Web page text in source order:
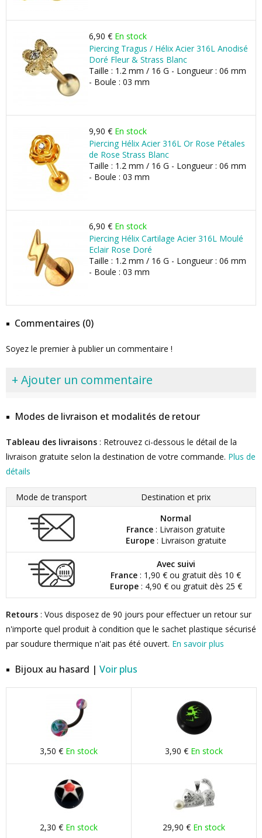
6,90 € En stock
Piercing Tragus / Hélix Acier 316L Anodisé
Doré Fleur & Strass Blanc
Taille : 1.2 mm / 16 G - Longueur : 06 mm
- Boule : 03 mm
9,90 € En stock
Piercing Hélix Acier 316L Or Rose Pétales
de Rose Strass Blanc
Taille : 1.2 mm / 16 G - Longueur : 06 mm
- Boule : 03 mm
6,90 € En stock
Piercing Hélix Cartilage Acier 316L Moulé
Eclair Rose Doré
Taille : 1.2 mm / 16 G - Longueur : 06 mm
- Boule : 03 mm
Commentaires (0)
Soyez le premier à publier un commentaire !
+ Ajouter un commentaire
Modes de livraison et modalités de retour
Tableau des livraisons : Retrouvez ci-dessous le détail de la
livraison gratuite selon la destination de votre commande. Plus de
détails
Mode de transport
Destination et prix
Normal
France : Livraison gratuite
Europe: Livraison gratuite
Avec suivi
France : 1,90 € ou gratuit dès 10 €
Europe: 4,90 € ou gratuit dès 25 €
Retours : Vous disposez de 90 jours pour effectuer un retour sur
n'importe quel produit à condition que le sachet plastique sécurisé
par soudure thermique n'ait pas été ouvert. En savoir plus
Bijoux au hasard | Voir plus
3,50 € En stock 3,90 € En stock
2,30 € En stock 29,90 € En stock